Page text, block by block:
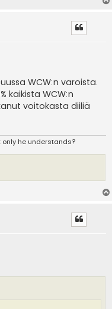
WCW:n varoista.
kaikista WCW:n
voitokasta diiliä
he understands?